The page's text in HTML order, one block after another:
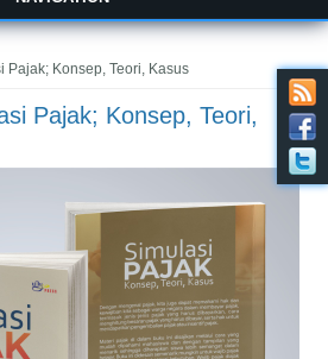
Pajak; Konsep, Teori, Kasus
Pajak; Konsep, Teori,